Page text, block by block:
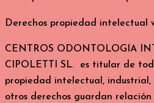
Derechos propiedad intelectual
CENTROS ODONTOLOGIA
CIPOLETTI SL. es titular de
propiedad intelectual, industrial,
otros derechos guardan relación